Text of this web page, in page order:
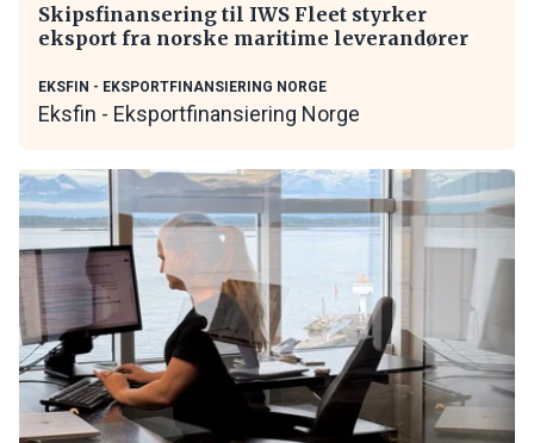
Skipsfinansering til IWS Fleet styrker
eksport fra norske maritime leverandører
EKSFIN - EKSPORTFINANSIERING NORGE
Eksfin - Eksportfinansiering Norge